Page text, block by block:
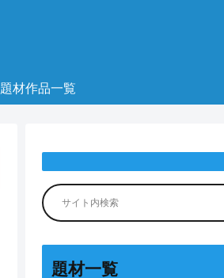
題材作品一覧
題材一覧